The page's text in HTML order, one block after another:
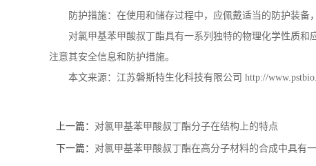
防护措施：在使用和储存过程中，应佩戴适当的防护装备
对氯甲基苯甲酸叔丁酯具有一系列独特的物理化学性质
注意其安全信息和防护措施。
本文来源：江苏磐斯特生化科技有限公司 http://
上一篇： 对氯甲基苯甲酸叔丁酯分子在结构上的特点
下一篇： 对氯甲基苯甲酸叔丁酯在高分子材料的合成中具有